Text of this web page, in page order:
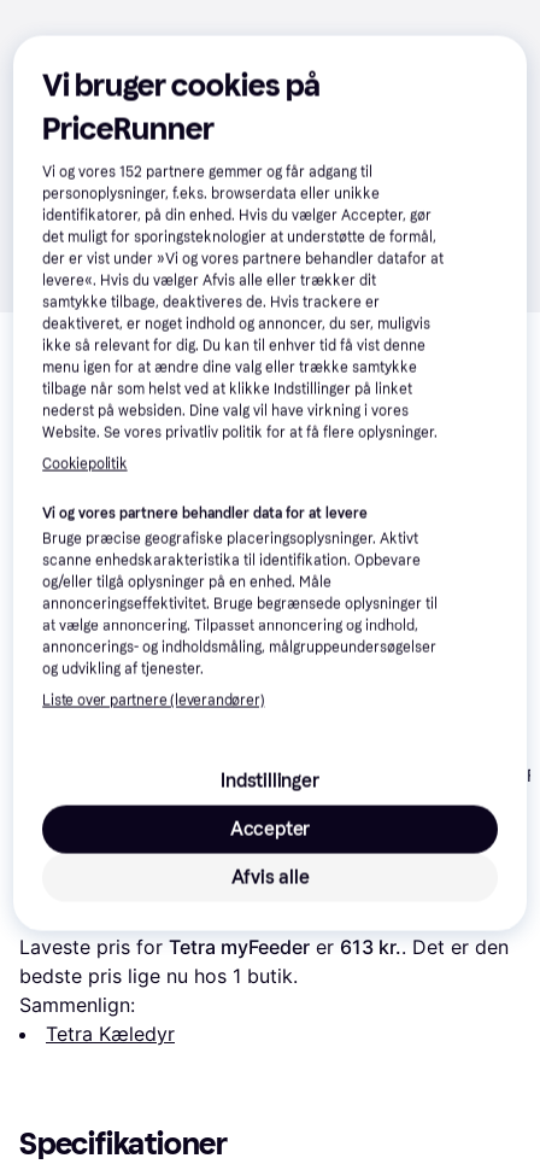
Relaterede produkter
Se vores forslag til andre produkter, der matcher dine
interesser. Vis alle
185 kr.
Eller 3 betalinger af 62 kr.
1.069 kr.
Eller 3 betalinger af
356 kr.
Tetra BETTA-
Laveste pris for Tetra myFeeder er 613 kr.. Det er den
bedste pris lige nu hos 1 butik.
Sammenlign:
Tetra Kæledyr
Specifikationer
Vi bruger cookies på
PriceRunner
Vi og vores152 partnere gemmer og får adgang til
personoplysninger, f.eks. browserdata eller unikke
identifikatorer, på din enhed. Hvis du vælger Accepter, gør
det muligt for sporingsteknologier at understøtte de formål,
der er vist under »Vi og vores partnere behandler datafor at
levere«. Hvis du vælger Afvis alle eller trækker dit
samtykke tilbage, deaktiveres de. Hvis trackere er
deaktiveret, er noget indhold og annoncer, du ser, muligvis
ikke så relevant for dig. Du kan til enhver tid få vist denne
menu igen for at ændre dine valg eller trække samtykke
tilbage når som helst ved at klikke Indstillinger på linket
nederst på websiden. Dine valg vil have virkning i vores
Website. Se vores privatliv politik for at få flere oplysninger.
Cookiepolitik
Vi og vores partnere behandler data for at levere
Bruge præcise geografiske placeringsoplysninger. Aktivt
scanne enhedskarakteristika til identifikation. Opbevare
og/eller tilgå oplysninger på en enhed. Måle
annonceringseffektivitet. Bruge begrænsede oplysninger til
at vælge annoncering. Tilpasset annoncering og indhold,
annoncerings- og indholdsmåling, målgruppeundersøgelser
og udvikling af tjenester.
Liste over partnere (leverandører)
Indstillinger
Afvis alle
Accepter